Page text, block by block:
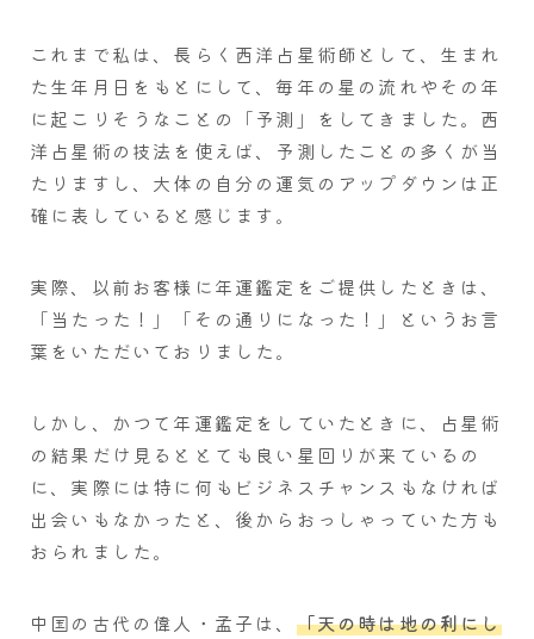
これまで私は、長らく西洋占星術師として、生まれ
た生年月日をもとにして、毎年の星の流れやその年
に起こりそうなことの「予測」をしてきました。西
洋占星術の技法を使えば、予測したことの多くが当
たりますし、大体の自分の運気のアップダウンは正
確に表していると感じます。
実際、以前お客様に年運鑑定をご提供したときは、
「当たった！」「その通りになった！」というお言
葉をいただいておりました。
しかし、かつて年運鑑定をしていたときに、占星術
の結果だけ見るととても良い星回りが来ているの
に、実際には特に何もビジネスチャンスもなければ
出会いもなかったと、後からおっしゃっていた方も
おられました。
中国の古代の偉人・孟子は、 「天の時は地の利にし